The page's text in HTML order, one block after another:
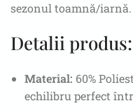
sezonul toamnă/iarnă.
Detalii produs:
Material: 60%
echilibru perfect